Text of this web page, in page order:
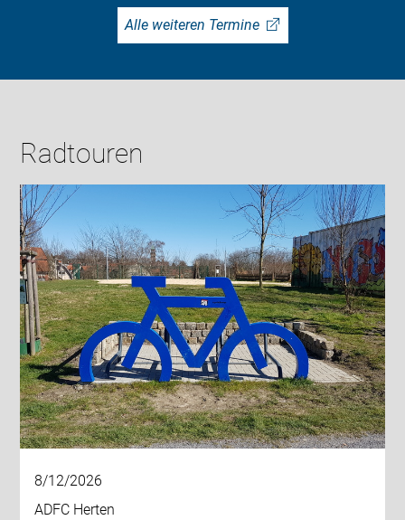
Alle weiteren Termine
Radtouren
8/12/2026
ADFC Herten